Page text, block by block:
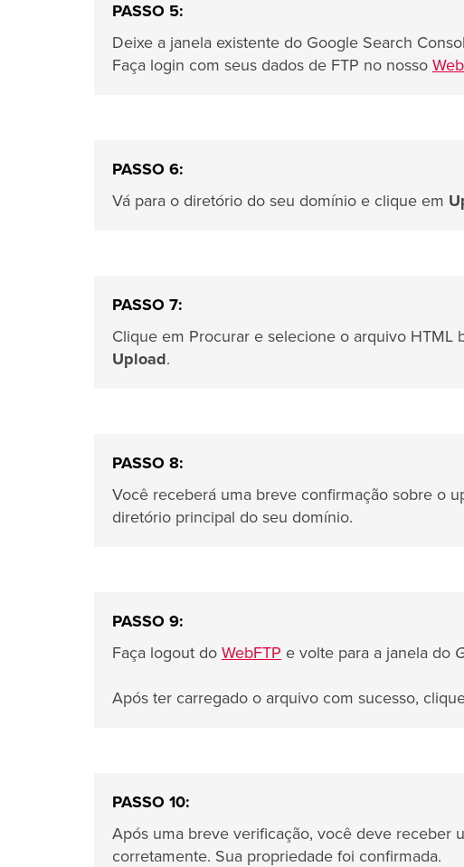
PASSO 5:
Deixe a janela existente do Google Search
Faça login com seus dados de FTP no nosso
PASSO 6:
Vá para o diretório do seu domínio e clique em
PASSO 7:
Clique em Procurar e selecione o arquivo
Upload.
PASSO 8:
Você receberá uma breve confirmação sobre o
diretório principal do seu domínio.
PASSO 9:
Faça logout do WebFTP e volte para a janela do
Após ter carregado o arquivo com sucesso,
PASSO 10:
Após uma breve verificação, você deve receber
corretamente. Sua propriedade foi confirmada.